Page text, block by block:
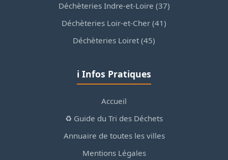
Déchèteries Indre-et-Loire (37)
Déchèteries Loir-et-Cher (41)
Déchèteries Loiret (45)
ℹ️ Infos Pratiques
Accueil
♻️ Guide du Tri des Déchets
Annuaire de toutes les villes
Mentions Légales